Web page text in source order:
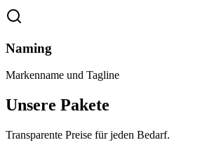
Naming
Markenname und Tagline
Unsere Pakete
Transparente Preise für jeden Bedarf.